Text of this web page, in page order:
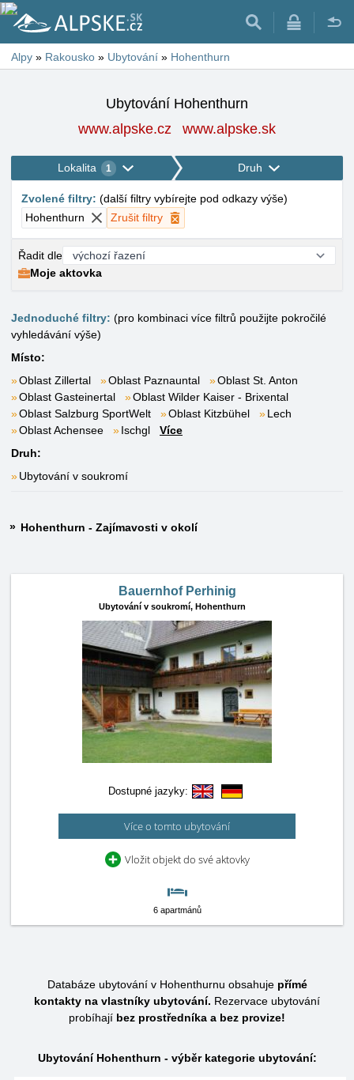
Alpy » Rakousko » Ubytování » Hohenthurn
Ubytování Hohenthurn
www.alpske.cz
www.alpske.sk
Lokalita 1 Druh
Zvolené filtry: (další filtry vybírejte pod odkazy výše)
Hohenthurn
Zrušit filtry
Řadit dle
Moje aktovka
Jednoduché filtry: (pro kombinaci více filtrů použijte pokročilé
vyhledávání výše)
Místo:
Oblast Zillertal
Oblast Paznauntal
Oblast St. Anton
Oblast Gasteinertal
Oblast Wilder Kaiser - Brixental
Oblast Salzburg SportWelt
Oblast Kitzbühel
Lech
Oblast Achensee
Ischgl
Více
Druh:
Ubytování v soukromí
Hohenthurn - Zajímavosti v okolí
Bauernhof Perhinig
Ubytování v soukromí, Hohenthurn
Dostupné jazyky:
Více o tomto ubytování
Vložit objekt do své aktovky
6 apartmánů
Databáze ubytování v Hohenthurnu obsahuje přímé
kontakty na vlastníky ubytování. Rezervace ubytování
probíhají bez prostředníka a bez provize!
Ubytování Hohenthurn - výběr kategorie ubytování: